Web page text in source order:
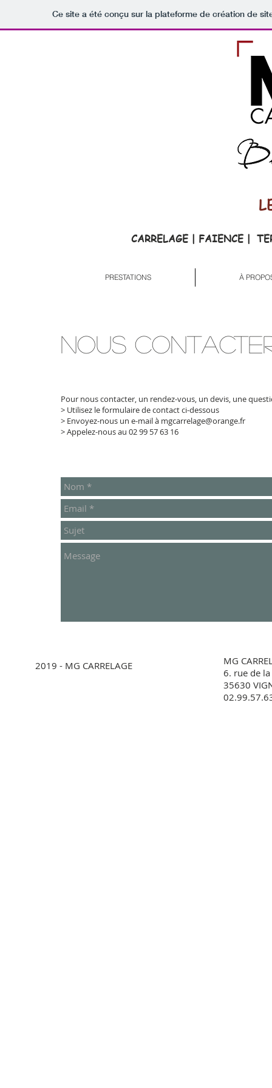
Ce site a été conçu sur la plateforme de création de
CARRELAGE | FAIENCE |
PRESTATIONS À
NOUS
Pour nous contacter, un rendez-vous, un devis, une
> Utilisez le formulaire de contact ci-dessous
> Envoyez-nous un e-mail à mgcarrelage@orange.fr
> Appelez-nous au 02 99 57 63 16
2019 - MG CARRELAGE
MG
6. rue de
35630